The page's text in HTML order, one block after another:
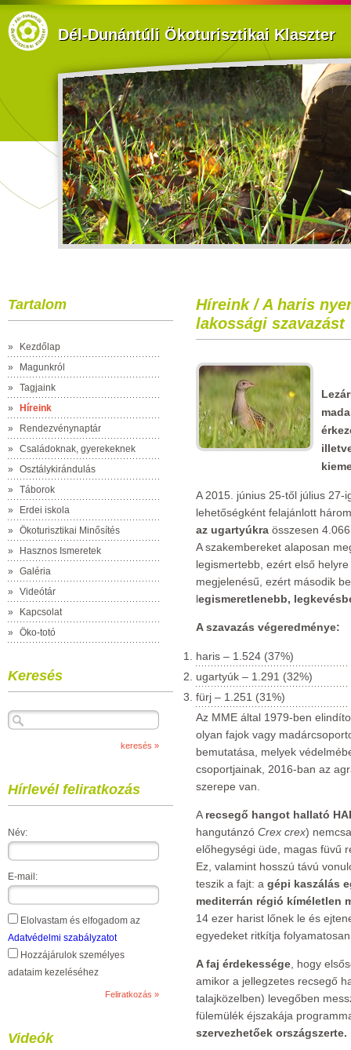
Dél-Dunántúli Ökoturisztikai Klaszter
Tartalom
»
Kezdőlap
»
Magunkról
»
Tagjaink
»
Híreink
»
Rendezvénynaptár
»
Családoknak, gyerekeknek
»
Osztálykirándulás
»
Táborok
»
Erdei iskola
»
Ökoturisztikai Minősítés
»
Hasznos Ismeretek
»
Galéria
»
Videótár
»
Kapcsolat
»
Öko-totó
Keresés
Hírlevél feliratkozás
Név:
E-mail:
Elolvastam és elfogadom az
Adatvédelmi szabályzatot
Hozzájárulok személyes
adataim kezeléséhez
Videók
Híreink / A haris
lakossági szavazást
A 2015. június 25-től július 27-
lehetőségként felajánlott
az ugartyúkra összesen
A szakembereket alaposan
legismertebb, ezért első
megjelenésű, ezért második
legismeretlenebb,
A szavazás végeredménye:
haris – 1.524 (37%)
ugartyúk – 1.291 (32%)
fürj – 1.251 (31%)
Az MME által 1979-ben
olyan fajok vagy
bemutatása, melyek
csoportjainak, 2016-ban az
szerepe van.
A recsegő hangot hallató
hangutánzó Crex crex)
előhegységi üde, magas füvű
Ez, valamint hosszú távú
teszik a fajt: a gépi kaszálás
mediterrán régió kíméletlen
14 ezer harist lőnek le és
egyedeket ritkítja
A faj érdekessége , hogy
amikor a jellegzetes recsegő
talajközelben) levegőben
fülemülék éjszakája
szervezhetőek országszerte.